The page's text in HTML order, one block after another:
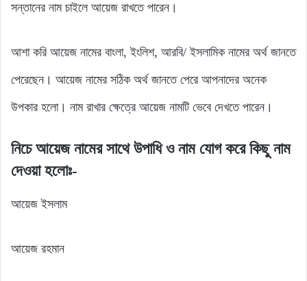
সন্তানের নাম চাইলে আয়েজ রাখতে পারেন।
আশা করি আয়েজ নামের বাংলা, ইংলিশ, আরবি/ ইসলামিক নামের অর্থ জানতে
পেরেছেন। আয়েজ নামের সঠিক অর্থ জানতে পেরে আপনাদের অনেক
উপকার হলো। নাম রাখার ক্ষেত্রে আয়েজ নামটি ভেবে দেখতে পারেন।
নিচে আয়েজ নামের সাথে উপাধি ও নাম যোগ করে কিছু নাম
দেওয়া হলোঃ-
আয়েজ ইসলাম
আয়েজ রহমান